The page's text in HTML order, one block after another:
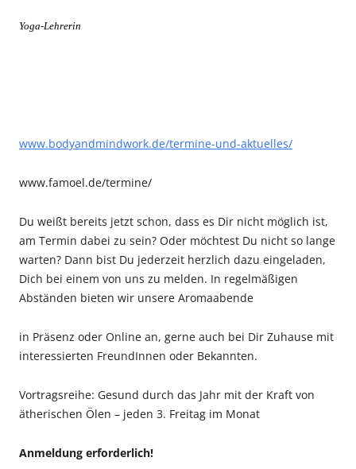
Yoga-Lehrerin
www.bodyandmindwork.de/termine-und-aktuelles/
www.famoel.de/termine/
Du weißt bereits jetzt schon, dass es Dir nicht möglich ist,
am Termin dabei zu sein? Oder möchtest Du nicht so lange
warten? Dann bist Du jederzeit herzlich dazu eingeladen,
Dich bei einem von uns zu melden. In regelmäßigen
Abständen bieten wir unsere Aromaabende
in Präsenz oder Online an, gerne auch bei Dir Zuhause mit
interessierten FreundInnen oder Bekannten.
Vortragsreihe: Gesund durch das Jahr mit der Kraft von
ätherischen Ölen – jeden 3. Freitag im Monat
Anmeldung erforderlich!